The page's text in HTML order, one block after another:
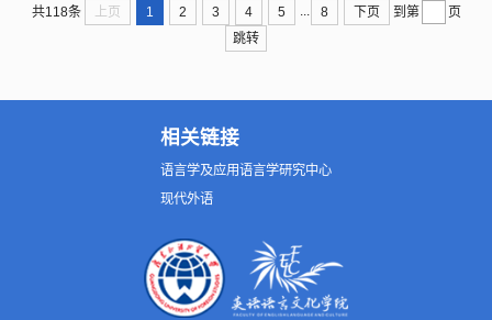
共118条 上页 1 2 3 4 5 ... 8 下页 到第
页
跳转
相关链接
语言学及应用语言学研究中心
现代外语